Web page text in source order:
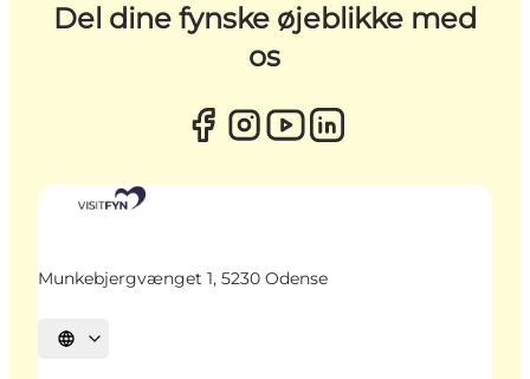
Del dine fynske øjeblikke med
os
Munkebjergvænget 1, 5230 Odense
Vælg sprog